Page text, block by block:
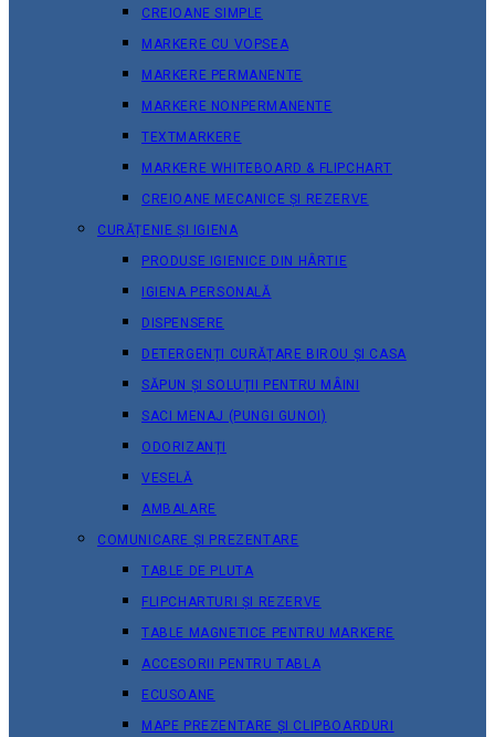
CREIOANE SIMPLE
MARKERE CU VOPSEA
MARKERE PERMANENTE
MARKERE NONPERMANENTE
TEXTMARKERE
MARKERE WHITEBOARD & FLIPCHART
CREIOANE MECANICE ȘI REZERVE
CURĂȚENIE ȘI IGIENA
PRODUSE IGIENICE DIN HÂRTIE
IGIENA PERSONALĂ
DISPENSERE
DETERGENȚI CURĂȚARE BIROU ȘI CASA
SĂPUN ȘI SOLUȚII PENTRU MÂINI
SACI MENAJ (PUNGI GUNOI)
ODORIZANȚI
VESELĂ
AMBALARE
COMUNICARE ȘI PREZENTARE
TABLE DE PLUTA
FLIPCHARTURI ȘI REZERVE
TABLE MAGNETICE PENTRU MARKERE
ACCESORII PENTRU TABLA
ECUSOANE
MAPE PREZENTARE ȘI CLIPBOARDURI